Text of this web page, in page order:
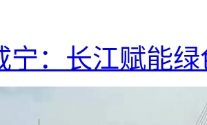
宁：长江赋能